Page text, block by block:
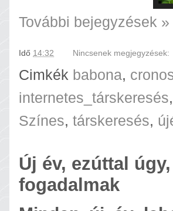
További bejegyzések »
Idő 14:32 Nincsenek megjegyzések:
Cimkék babona,
internetes_társkeresés,
Színes, társkeresés,
Új év, ezúttal
fogadalmak